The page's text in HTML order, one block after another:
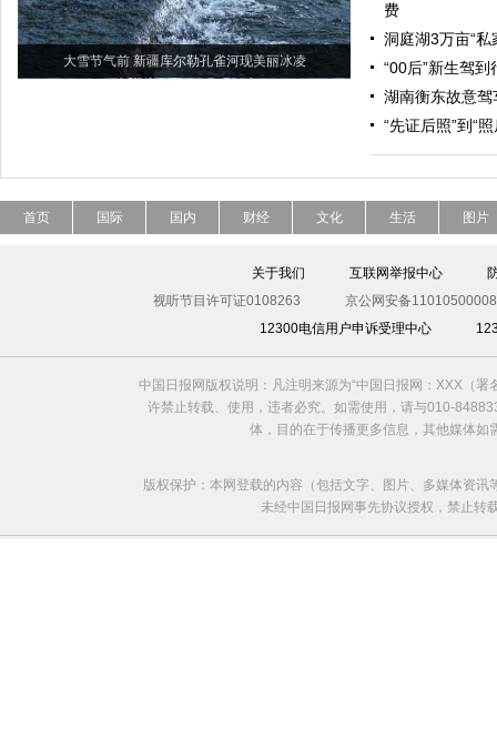
大雪节气前 新疆库尔勒孔雀河现美丽冰凌
费
洞庭湖3万亩“私
“00后”新生驾到
湖南衡东故意
“先证后照”到“
首页 国际 国内 财经 文化 生活 图片
关于我们 互联网举报中心
视听节目许可证0108263
京公网安备
12300电信用户申诉受理中心
中国日报网版权说明：凡注明来源为“中国日报网：XXX（
许禁止转载、使用，违者必究。如需使用，请与010-
体，目的在于传播更多信息，其他媒体
版权保护：本网登载的内容（包括文字、图片、多媒体资
未经中国日报网事先协议授权，禁止转